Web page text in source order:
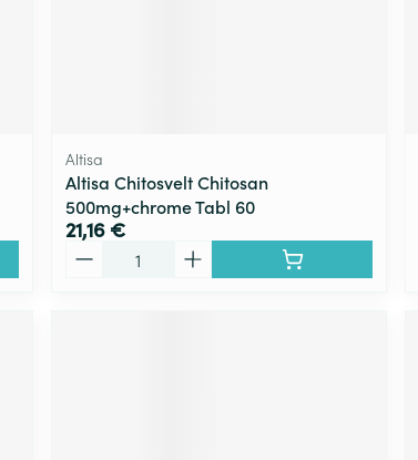
Altisa
Altisa Chitosvelt Chitosan
500mg+chrome Tabl 60
21,16 €